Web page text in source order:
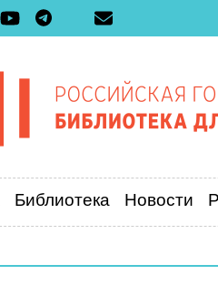
Библиотека Новости